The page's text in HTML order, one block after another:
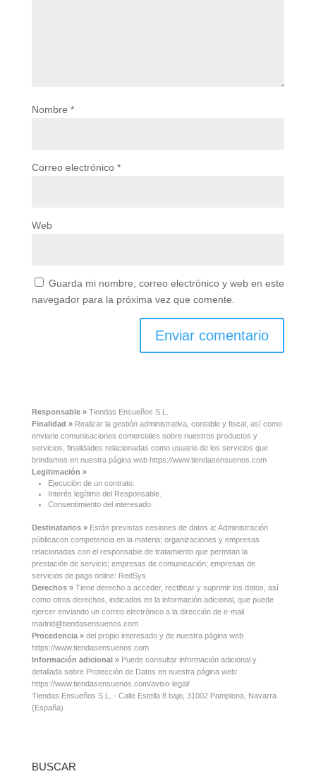
Nombre *
Correo electrónico *
Web
Guarda mi nombre, correo electrónico y web en este
navegador para la próxima vez que comente.
Responsable »Tiendas Ensueños S.L.
Finalidad »Realizar la gestión administrativa, contable y fiscal, así como
enviarle comunicaciones comerciales sobre nuestros productos y
servicios, finalidades relacionadas como usuario de los servicios que
brindamos en nuestra página web https://www.tiendasensuenos.com
Legitimación »
Ejecución de un contrato.
Interés legítimo del Responsable.
Consentimiento del interesado.
Destinatarios »Están previstas cesiones de datos a: Administración
públicacon competencia en la materia; organizaciones y empresas
relacionadas con el responsable de tratamiento que permitan la
prestación de servicio; empresas de comunicación; empresas de
servicios de pago online: RedSys.
Derechos »Tiene derecho a acceder, rectificar y suprimir los datos, así
como otros derechos, indicados en la información adicional, que puede
ejercer enviando un correo electrónico a la dirección de e-mail
madrid@tiendasensuenos.com
Procedencia »del propio interesado y de nuestra página web
https://www.tiendasensuenos.com
Información adicional »Puede consultar información adicional y
detallada sobre Protección de Datos en nuestra página web:
https://www.tiendasensuenos.com/aviso-legal/
Tiendas Ensueños S.L. - Calle Estella 8 bajo, 31002 Pamplona, Navarra
(España)
BUSCAR